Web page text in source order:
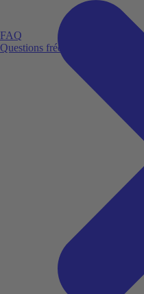
FAQ
Questions fréquemment posées